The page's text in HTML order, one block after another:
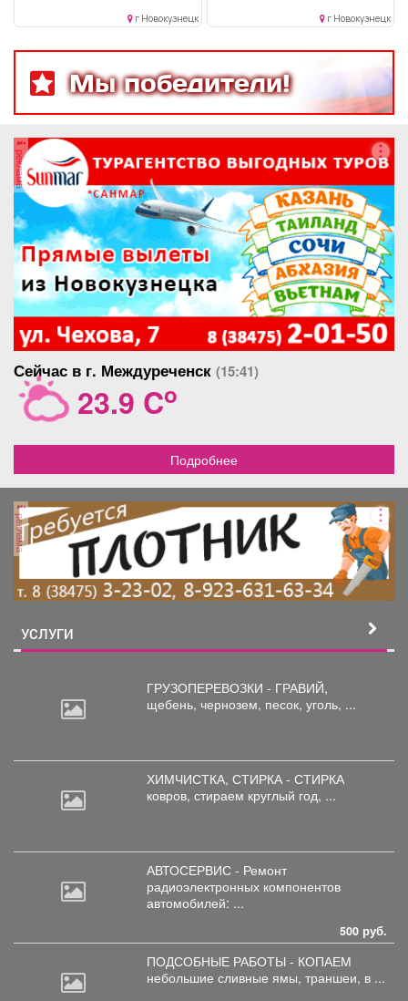
г Новокузнецк г Новокузнецк
Мы победители!
реклама
Сейчас в г. Междуреченск (15:41)
23.9 Co
Подробнее
реклама
УСЛУГИ
ГРУЗОПЕРЕВОЗКИ - ГРАВИЙ,
щебень, чернозем, песок, уголь, ...
ХИМЧИСТКА, СТИРКА - СТИРКА
ковров, стираем круглый год, ...
АВТОСЕРВИС - Ремонт
радиоэлектронных компонентов
автомобилей: ...
500 руб.
ПОДСОБНЫЕ РАБОТЫ - КОПАЕМ
небольшие сливные ямы, траншеи, в ...